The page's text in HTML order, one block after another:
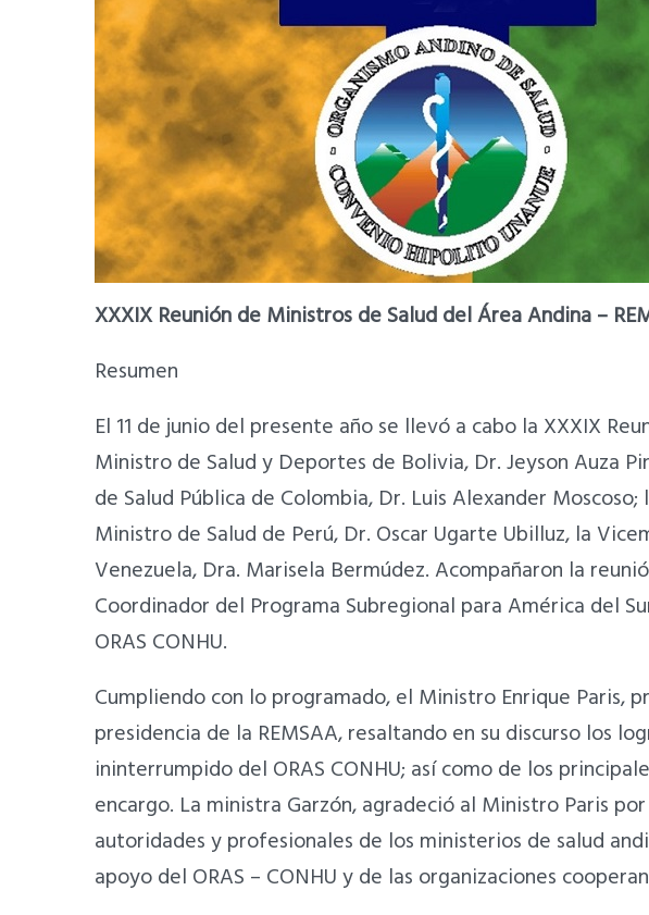
XXXIX Reunión de Ministros de Salud del Área Andina –
Resumen
El 11 de junio del presente año se llevó a cabo la XXXIX
Ministro de Salud y Deportes de Bolivia, Dr. Jeyson Auza
de Salud Pública de Colombia, Dr. Luis Alexander
Ministro de Salud de Perú, Dr. Oscar Ugarte Ubilluz, la
Venezuela, Dra. Marisela Bermúdez. Acompañaron la
Coordinador del Programa Subregional para América del
ORAS CONHU.
Cumpliendo con lo programado, el Ministro Enrique Paris,
presidencia de la REMSAA, resaltando en su discurso los
ininterrumpido del ORAS CONHU; así como de los
encargo. La ministra Garzón, agradeció al Ministro Paris
autoridades y profesionales de los ministerios de salud
apoyo del ORAS – CONHU y de las organizaciones